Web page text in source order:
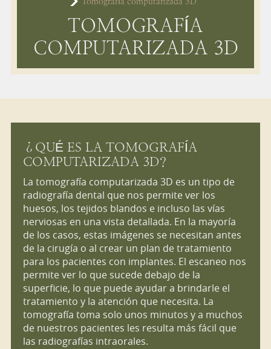
TOMOGRAFÍA
COMPUTARIZADA 3D
¿QUÉ ES LA TOMOGRAFÍA
COMPUTARIZADA 3D?
La tomografía computarizada 3D es un tipo de
radiografía dental que nos permite ver los
huesos, los tejidos blandos e incluso las vías
nerviosas en una vista detallada. En la mayoría
de los casos, estas imágenes se necesitan antes
de la cirugía o al crear un plan de tratamiento
para los pacientes con implantes. El escaneo nos
permite ver lo que sucede debajo de la
superficie, lo que puede ayudar a brindarle el
tratamiento y la atención que necesita. La
tomografía toma solo unos minutos y a muchos
de nuestros pacientes les resulta más fácil que
las radiografías intraorales.